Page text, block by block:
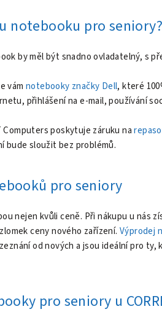
notebooku pro seniory?
by měl být snadno ovladatelný, s
vámnotebooky značky Dell, které
přihlášení na e-mail, používání
Computers poskytuje záruku na
bude sloužit bez problémů.
pro seniory
nejen kvůli ceně. Při nákupu u nás
ceny nového zařízení. Výprodej
od nových a jsou ideální pro
pro seniory u